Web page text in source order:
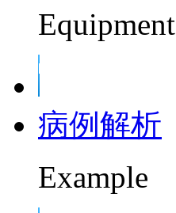
Equipment
病例解析
Example